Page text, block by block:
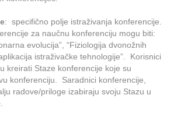
: specifično polje istraživanja konferencije.
za naučnu konferenciju mogu biti:
evolucija”, “Fiziologija dvonožnih
istraživačke tehnologije”. Korisnici
kreirati Staze konferencije koje su
konferenciju. Saradnici konferencije,
radove/priloge izabiraju svoju Stazu u